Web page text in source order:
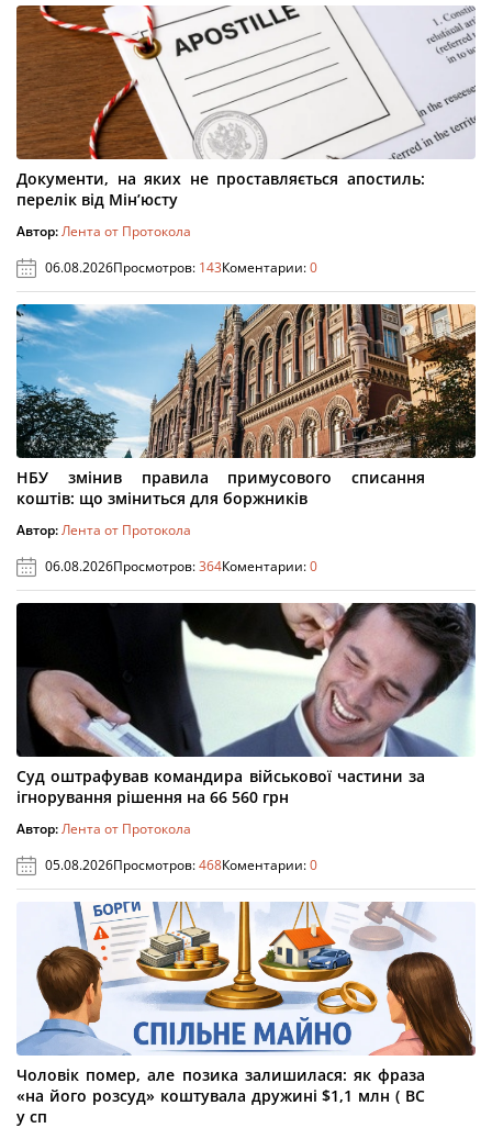
Документи, на яких не проставляється апостиль:
перелік від Мін’юсту
Автор:Лента от Протокола
06.08.2026Просмотров: 143Коментарии:0
НБУ змінив правила примусового списання
коштів: що зміниться для боржників
Автор:Лента от Протокола
06.08.2026Просмотров:364Коментарии:0
Суд оштрафував командира військової частини за
ігнорування рішення на 66 560 грн
Автор:Лента от Протокола
05.08.2026Просмотров:468Коментарии:0
Чоловік помер, але позика залишилася: як фраза
«на його розсуд» коштувала дружині $1,1 млн ( ВС
у сп